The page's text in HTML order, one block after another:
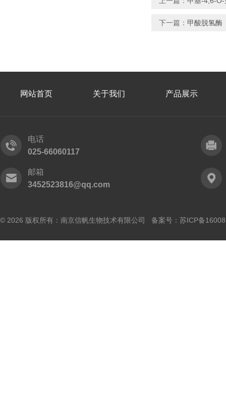
下一篇： 甲酸脱氢酶
网站首页 关于我们 产品展示
电话
025-66060117
邮箱
3452523816@qq.com
© 2026 版权所有：南京信帆生物技术有限公司 备案号： 苏ICP备